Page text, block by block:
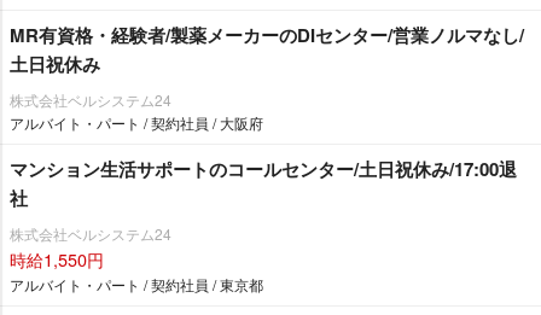
MR有資格・経験者/製薬メーカーのDIセンター/営業ノルマなし/
土日祝休み
株式会社ベルシステム24
アルバイト・パート / 契約社員 / 大阪府
マンション生活サポートのコールセンター/土日祝休み/17:00退
社
株式会社ベルシステム24
時給1,550円
アルバイト・パート / 契約社員 / 東京都